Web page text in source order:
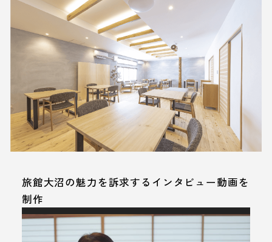
旅館大沼の魅力を訴求するインタビュー動画を
制作
動